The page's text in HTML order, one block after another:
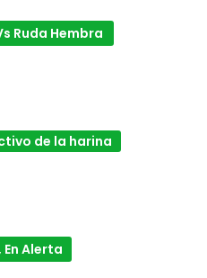
Ruda Hembra
de la harina
En Alerta